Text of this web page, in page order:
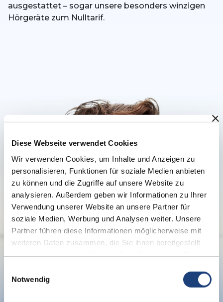
Diese Webseite verwendet Cookies
Wir verwenden Cookies, um Inhalte und Anzeigen zu
personalisieren, Funktionen für soziale Medien anbieten
zu können und die Zugriffe auf unsere Website zu
analysieren. Außerdem geben wir Informationen zu Ihrer
Verwendung unserer Website an unsere Partner für
soziale Medien, Werbung und Analysen weiter. Unsere
Partner führen diese Informationen möglicherweise mit
weiteren Daten zusammen, die Sie ihnen bereitgestellt
Notwendig
ausgestattet – sogar unsere besonders winzigen
Hörgeräte zum Nulltarif.